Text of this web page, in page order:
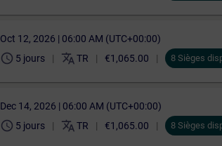
Oct 12, 2026 | 06:00 AM (UTC+00:00)
schedule 5 jours translate TR €1,065.00 8 Sièges
Dec 14, 2026 | 06:00 AM (UTC+00:00)
schedule 5 jours translate TR €1,065.00 8 Sièges